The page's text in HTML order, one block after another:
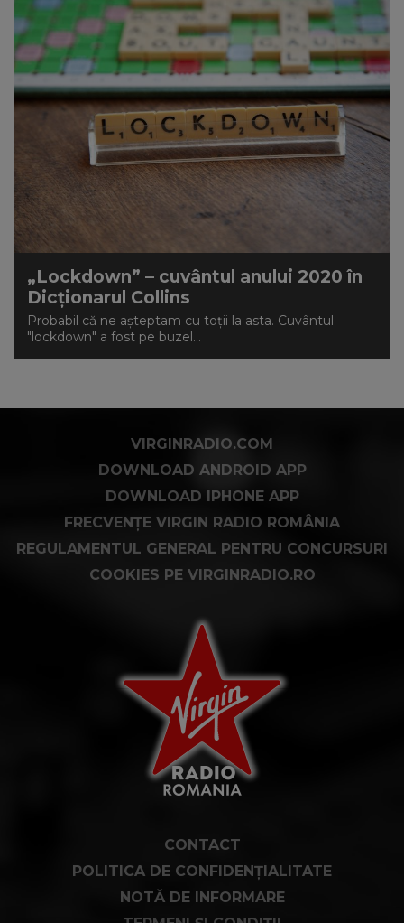
„Lockdown” – cuvântul anului 2020 în
Dicționarul Collins
Probabil că ne așteptam cu toții la asta. Cuvântul
"lockdown" a fost pe buzel...
VIRGINRADIO.COM
DOWNLOAD ANDROID APP
DOWNLOAD IPHONE APP
FRECVENȚE VIRGIN RADIO ROMÂNIA
REGULAMENTUL GENERAL PENTRU CONCURSURI
COOKIES PE VIRGINRADIO.RO
CONTACT
POLITICA DE CONFIDENȚIALITATE
NOTĂ DE INFORMARE